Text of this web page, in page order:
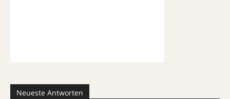
Neueste Antworten